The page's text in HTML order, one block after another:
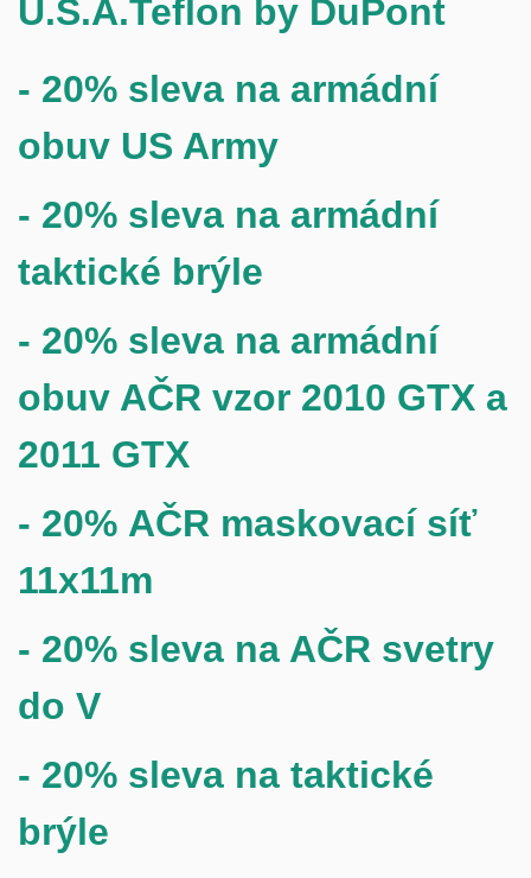
U.S.A.Teflon by DuPont
- 20% sleva na armádní
obuv US Army
- 20% sleva na armádní
taktické brýle
- 20% sleva na armádní
obuv AČR vzor 2010 GTX a
2011 GTX
- 20% AČR maskovací síť
11x11m
- 20% sleva na AČR svetry
do V
- 20% sleva na taktické
brýle